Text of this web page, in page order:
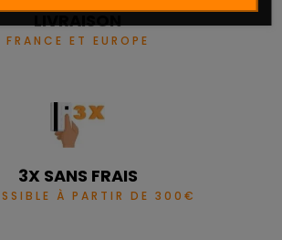
LIVRAISON
FRANCE ET EUROPE
3X SANS FRAIS
À PARTIR DE 300€